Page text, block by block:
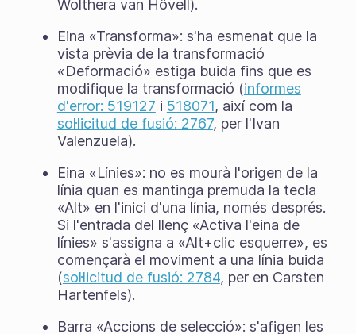
Wolthera van Hövell).
Eina «Transforma»: s'ha esmenat que la
vista prèvia de la transformació
«Deformació» estiga buida fins que es
modifique la transformació (informes
d'error: 519127 i 518071, així com la
sol·licitud de fusió: 2767, per l'Ivan
Valenzuela).
Eina «Línies»: no es mourà l'origen de la
línia quan es mantinga premuda la tecla
«Alt» en l'inici d'una línia, només després.
Si l'entrada del llenç «Activa l'eina de
línies» s'assigna a «Alt+clic esquerre», es
començarà el moviment a una línia buida
(sol·licitud de fusió: 2784, per en Carsten
Hartenfels).
Barra «Accions de selecció»: s'afigen les